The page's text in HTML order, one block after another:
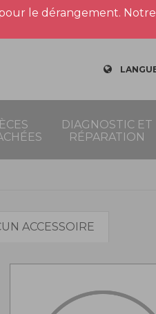
le dérangement.
DIAGNOSTIC ET
RÉPARATION
ACCESSOIRE